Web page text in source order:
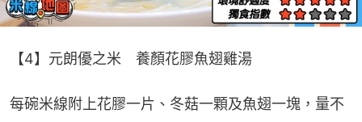
【4】元朗優之米　養顏花膠魚翅雞湯
每碗米線附上花膠一片、冬菇一顆及魚翅一塊，量不